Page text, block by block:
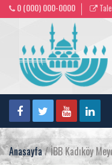
0 (000) 000-0000
Anasayfa/ İBB Kadıköy